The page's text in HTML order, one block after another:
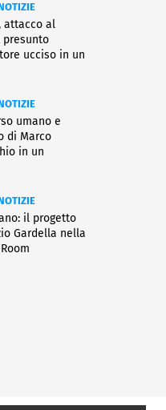
attacco al
presunto
ucciso in un
umano e
di Marco
in un
il progetto
Gardella nella